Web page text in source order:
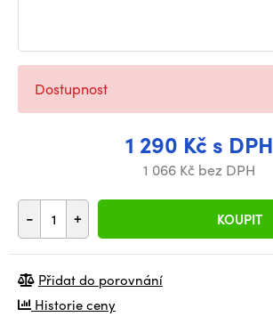
1 290 Kč s DPH
1 066 Kč bez DPH
- + KOUPIT
Dostupnost
Přidat do porovnání
Historie ceny